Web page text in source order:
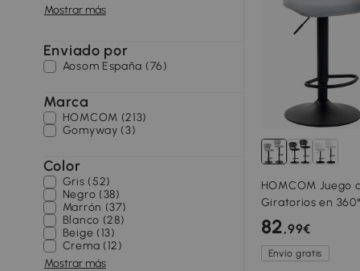
Mostrar más
Enviado por
Aosom España (76)
Marca
HOMCOM (213)
Gomyway (3)
Color
Gris (52)
Negro (38)
Marrón (37)
Blanco (28)
Beige (13)
Crema (12)
Mostrar más
HOMCOM Juego
Giratorios en
de 84-105 cm
Reposapiés Gris
82,99€
Envío gratis